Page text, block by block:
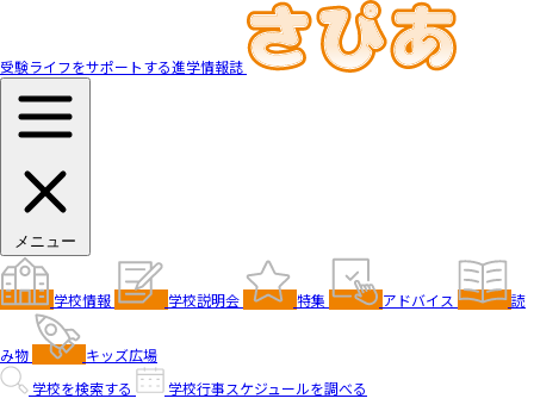
受験ライフをサポートする進学情報誌
メニュー
学校情報 学校説明会 特集 アドバイス 読
み物
キッズ広場
学校を検索する
学校行事スケジュールを調べる